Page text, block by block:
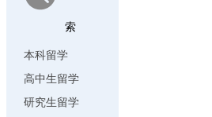
索
本科留学
高中生留学
研究生留学